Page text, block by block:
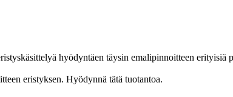
hyödyntäen täysin emalipinnoitteen erityisiä
eristyksen. Hyödynnä tätä tuotantoa.